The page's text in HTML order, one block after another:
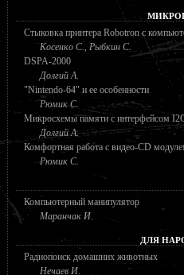
Стыковка принтера Robotron с
Косенко С., Рыбкин С.
DSPA-2000
Долгий А.
"Nintendo-64" и ее особенности
Рюмик С.
Микросхемы памяти с интерфейсом
Долгий А.
Комфортная работа с видео-CD
Рюмик С.
Компьютерный манипулятор
Маранчак И.
ДЛЯ
Радиопоиск домашних животных
Нечаев И.